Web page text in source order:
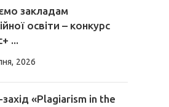
закладам
освіти – конкурс
...
2026
«Plagiarism in the